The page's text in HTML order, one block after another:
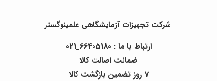
شرکت تجهیزات آزمایشگاهی علمینوگستر
ارتباط با ما : 66405180_021
ضمانت اصالت کالا
7 روز تضمین بازگشت کالا